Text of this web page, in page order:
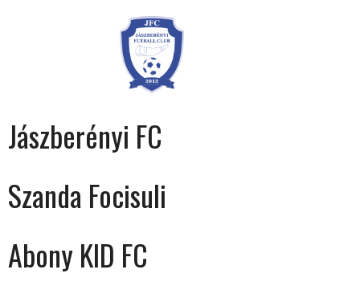
Jászberényi FC
Szanda Focisuli
Abony KID FC